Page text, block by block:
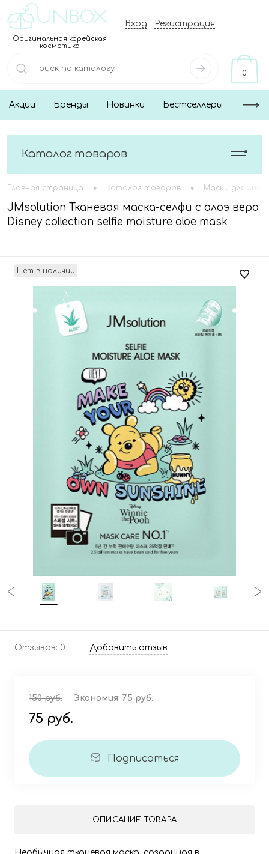
Оригинальная корейская
косметика
Вход Регистрация
0
Акции Бренды Новинки Бестселлеры
Каталог товаров
Главная страница • Каталог товаров • Маски для лица
JMsolution Тканевая маска-селфи с алоэ вера
Disney collection selfie moisture aloe mask
Нет в наличии
Отзывов: 0 Добавить отзыв
150 руб. Экономия: 75 руб.
75 руб.
Подписаться
ОПИСАНИЕ ТОВАРА